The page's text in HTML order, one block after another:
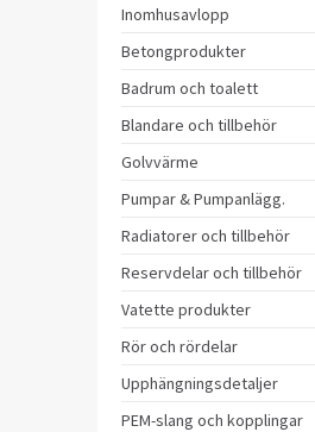
Inomhusavlopp
Betongprodukter
Badrum och toalett
Blandare och tillbehör
Golvvärme
Pumpar & Pumpanlägg.
Radiatorer och tillbehör
Reservdelar och tillbehör
Vatette produkter
Rör och rördelar
Upphängningsdetaljer
PEM-slang och kopplingar